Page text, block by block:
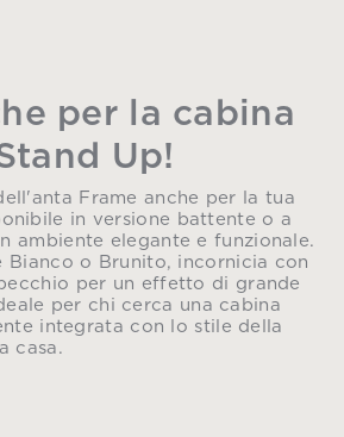
per la cabina
Up!
Frame anche per la tua
in versione battente o a
ambiente elegante e funzionale.
Bianco o Brunito, incornicia con
per un effetto di grande
per chi cerca una cabina
integrata con lo stile della
casa.